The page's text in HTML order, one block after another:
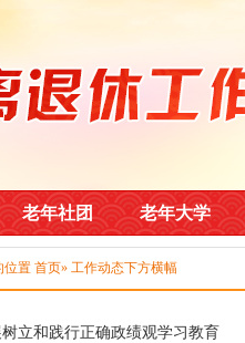
老年社团 老年大学
位置 首页» 工作动态下方横幅
立和践行正确政绩观学习教育